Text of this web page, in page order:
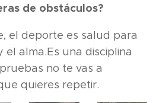
de obstáculos?
el deporte es salud para
alma.Es una disciplina
no te vas a
quieres repetir.